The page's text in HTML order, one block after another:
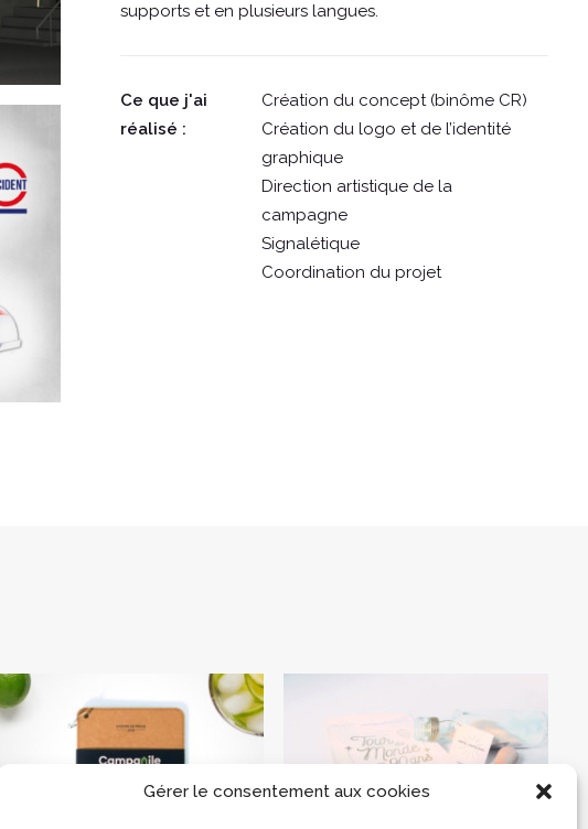
Gérer le consentement aux cookies
supports et en plusieurs langues.
Ce que j'ai
réalisé :
Création du concept (binôme CR)
Création du logo et de l’identité
graphique
Direction artistique de la
campagne
Signalétique
Coordination du projet
Communiqué de
Presse